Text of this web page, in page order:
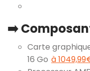
➡️
Carte
16 Go à